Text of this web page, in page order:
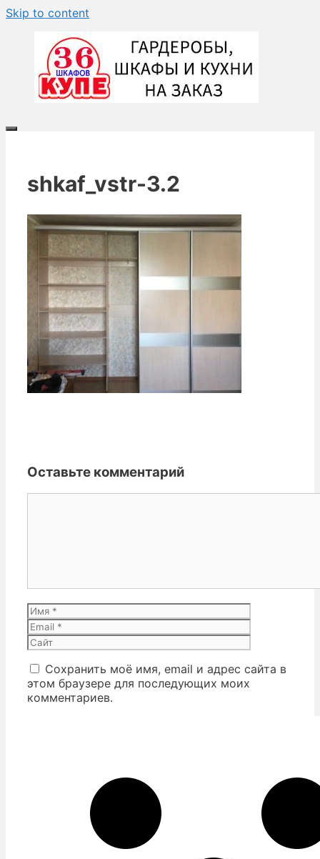
Skip to content
shkaf_vstr-3.2
Оставьте комментарий
Имя
Сохранить моё имя, email и адрес сайта в
этом браузере для последующих моих
комментариев.